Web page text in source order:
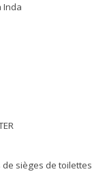
Inda
sièges de toilettes